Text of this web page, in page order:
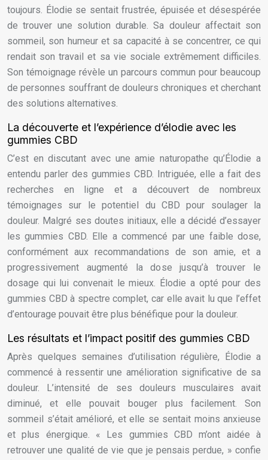
toujours. Élodie se sentait frustrée, épuisée et désespérée
de trouver une solution durable. Sa douleur affectait son
sommeil, son humeur et sa capacité à se concentrer, ce qui
rendait son travail et sa vie sociale extrêmement difficiles.
Son témoignage révèle un parcours commun pour beaucoup
de personnes souffrant de douleurs chroniques et cherchant
des solutions alternatives.
La découverte et l’expérience d’élodie avec les
gummies CBD
C’est en discutant avec une amie naturopathe qu’Élodie a
entendu parler des gummies CBD. Intriguée, elle a fait des
recherches en ligne et a découvert de nombreux
témoignages sur le potentiel du CBD pour soulager la
douleur. Malgré ses doutes initiaux, elle a décidé d’essayer
les gummies CBD. Elle a commencé par une faible dose,
conformément aux recommandations de son amie, et a
progressivement augmenté la dose jusqu’à trouver le
dosage qui lui convenait le mieux. Élodie a opté pour des
gummies CBD à spectre complet, car elle avait lu que l’effet
d’entourage pouvait être plus bénéfique pour la douleur.
Les résultats et l’impact positif des gummies CBD
Après quelques semaines d’utilisation régulière, Élodie a
commencé à ressentir une amélioration significative de sa
douleur. L’intensité de ses douleurs musculaires avait
diminué, et elle pouvait bouger plus facilement. Son
sommeil s’était amélioré, et elle se sentait moins anxieuse
et plus énergique. « Les gummies CBD m’ont aidée à
retrouver une qualité de vie que je pensais perdue, » confie